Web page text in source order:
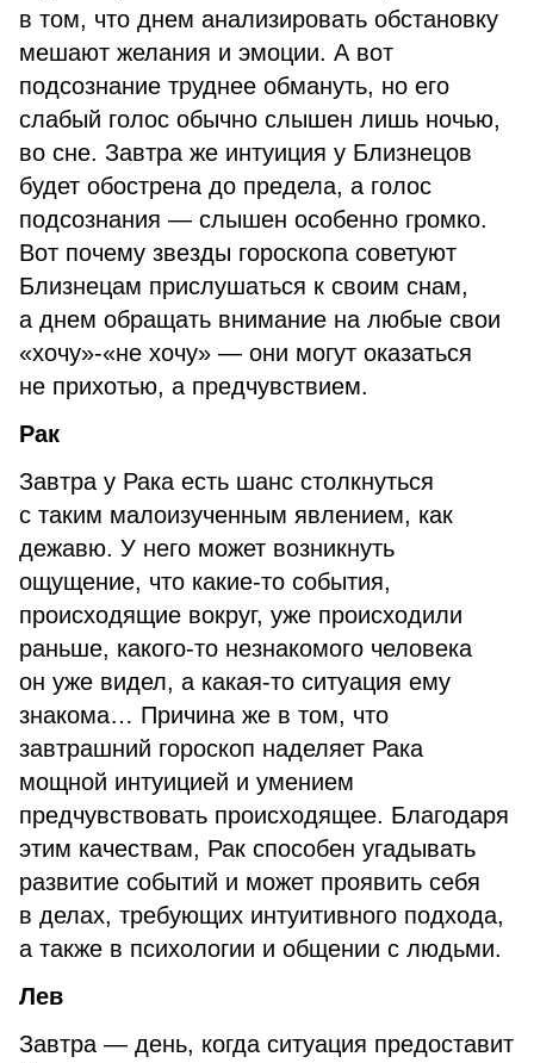
в том, что днем анализировать обстановку
мешают желания и эмоции. А вот
подсознание труднее обмануть, но его
слабый голос обычно слышен лишь ночью,
во сне. Завтра же интуиция у Близнецов
будет обострена до предела, а голос
подсознания — слышен особенно громко.
Вот почему звезды гороскопа советуют
Близнецам прислушаться к своим снам,
а днем обращать внимание на любые свои
«хочу»-«не хочу» — они могут оказаться
не прихотью, а предчувствием.
Рак
Завтра у Рака есть шанс столкнуться
с таким малоизученным явлением, как
дежавю. У него может возникнуть
ощущение, что какие-то события,
происходящие вокруг, уже происходили
раньше, какого-то незнакомого человека
он уже видел, а какая-то ситуация ему
знакома… Причина же в том, что
завтрашний гороскоп наделяет Рака
мощной интуицией и умением
предчувствовать происходящее. Благодаря
этим качествам, Рак способен угадывать
развитие событий и может проявить себя
в делах, требующих интуитивного подхода,
а также в психологии и общении с людьми.
Лев
Завтра — день, когда ситуация предоставит